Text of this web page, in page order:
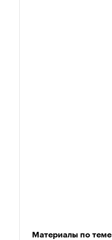
Материалы по теме